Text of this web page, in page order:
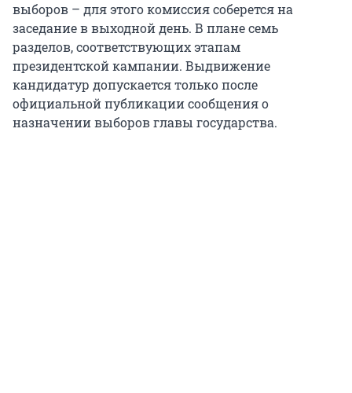
выборов – для этого комиссия соберется на
заседание в выходной день. В плане семь
разделов, соответствующих этапам
президентской кампании. Выдвижение
кандидатур допускается только после
официальной публикации сообщения о
назначении выборов главы государства.